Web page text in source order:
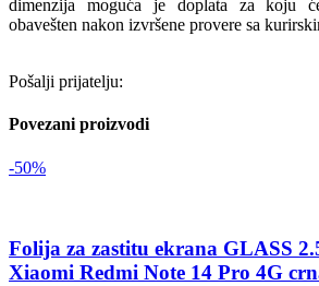
dimenzija moguća je doplata za koju
obavešten nakon izvršene provere sa
Pošalji prijatelju:
Povezani proizvodi
-50%
Folija za zastitu ekrana GLASS
Xiaomi Redmi Note 14 Pro 4G